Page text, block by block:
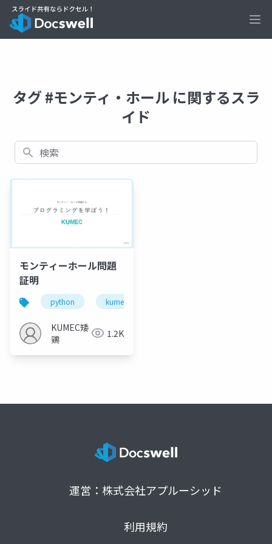
タグ #モンティ・ホール に関するスラ
イド
検索
モンティーホール問題
証明
python kumec
KUMEC矮
鶏
1.2K
運営：株式会社アプルーシッド
利用規約